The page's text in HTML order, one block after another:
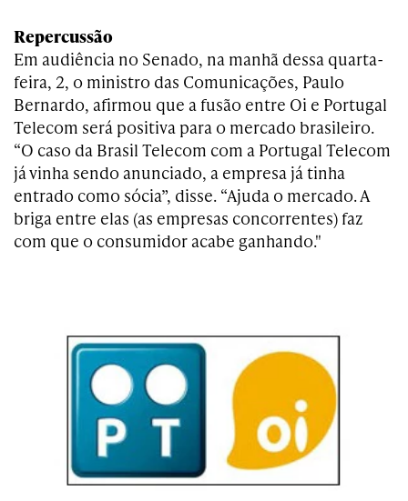
Repercussão
Em audiência no Senado, na manhã dessa quarta-
feira, 2, o ministro das Comunicações, Paulo
Bernardo, afirmou que a fusão entre Oi e Portugal
Telecom será positiva para o mercado brasileiro.
“O caso da Brasil Telecom com a Portugal Telecom
já vinha sendo anunciado, a empresa já tinha
entrado como sócia”, disse. “Ajuda o mercado. A
briga entre elas (as empresas concorrentes) faz
com que o consumidor acabe ganhando."